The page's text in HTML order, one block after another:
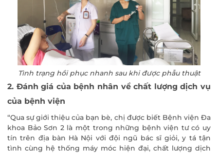
Tình trạng hồi phục nhanh sau khi được phẫu thuật
2. Đánh giá của bệnh nhân về chất lượng dịch vụ
của bệnh viện
“Qua sự giới thiệu của bạn bè, chị được biết Bệnh viện Đa
khoa Bảo Sơn 2 là một trong những bệnh viện tư có uy
tín trên địa bàn Hà Nội với đội ngũ bác sĩ giỏi, y tá tận
tình cùng hệ thống máy móc hiện đại, chất lượng dịch